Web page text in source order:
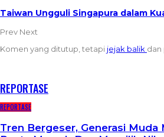
Taiwan Ungguli Singapura dalam
Prev Next
Komen yang ditutup, tetapi jejak balik dan
REPORTASE
REPORTASE
Tren Bergeser, Generasi Muda